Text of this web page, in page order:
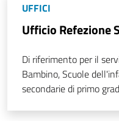
UFFICI
Ufficio Refezione
Di riferimento per il
Bambino, Scuole
secondarie di primo